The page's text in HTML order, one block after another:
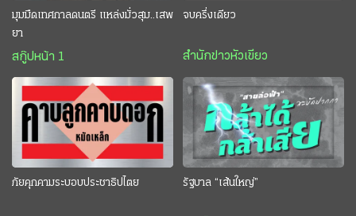
มุมมืดเทศกาลดนตรี แหล่งมั่วสุม..เสพ
ยา
สกู๊ปหน้า 1
จบครึ่งเดียว
สำนักข่าวหัวเขียว
ภัยคุกคามระบอบประชาธิปไตย รัฐบาล “เส้นใหญ่”